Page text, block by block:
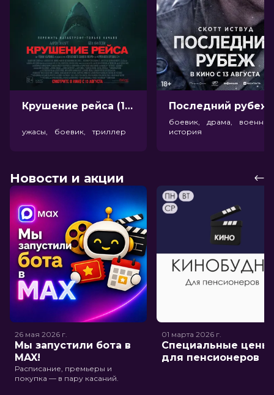
Крушение рейса (18+)
ужасы, боевик, триллер
боевик, драма,
история
Новости и акции
26 мая 2026 г.
Мы запустили бота в
MAX!
Расписание, премьеры и
покупка — в пару касаний.
01 марта 2026 г.
Специальные цены
для пенсионеров